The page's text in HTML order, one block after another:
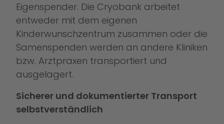
Eigenspender. Die Cryobank arbeitet
entweder mit dem eigenen
Kinderwunschzentrum zusammen oder die
Samenspenden werden an andere Kliniken
bzw. Arztpraxen transportiert und
ausgelagert.
Sicherer und dokumentierter Transport
selbstverständlich